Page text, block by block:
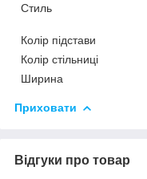
Стиль
Колір підстави
Колір стільниці
Ширина
Приховати
Відгуки про товар